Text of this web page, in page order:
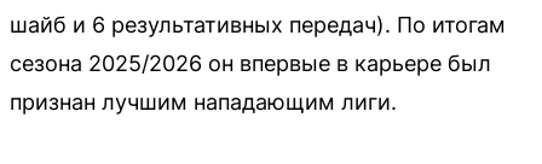
шайб и 6 результативных передач). По итогам
сезона 2025/2026 он впервые в карьере был
признан лучшим нападающим лиги.